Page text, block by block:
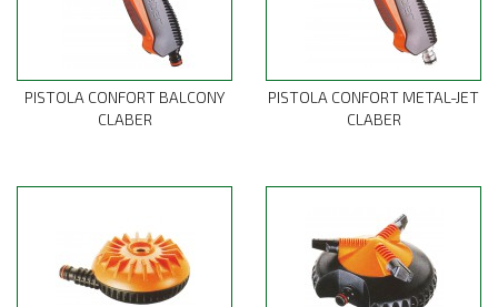
PISTOLA CONFORT BALCONY
CLABER
PISTOLA CONFORT METAL-JET
CLABER